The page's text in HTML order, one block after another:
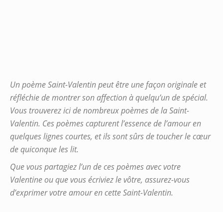
Un poème Saint-Valentin peut être une façon originale et
réfléchie de montrer son affection à quelqu’un de spécial.
Vous trouverez ici de nombreux poèmes de la Saint-
Valentin. Ces poèmes capturent l’essence de l’amour en
quelques lignes courtes, et ils sont sûrs de toucher le cœur
de quiconque les lit.
Que vous partagiez l’un de ces poèmes avec votre
Valentine ou que vous écriviez le vôtre, assurez-vous
d’exprimer votre amour en cette Saint-Valentin.